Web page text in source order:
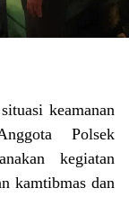
keamanan
Polsek
kegiatan
kamtibmas dan